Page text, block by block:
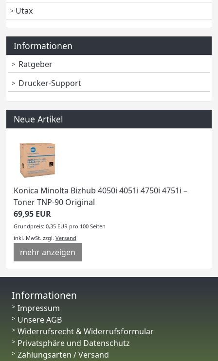
Utax
Informationen
Ratgeber
Drucker-Support
Neue Artikel
Konica Minolta Bizhub 4050i 4051i 4750i 4751i –
Toner TNP-90 Original
69,95 EUR
Grundpreis: 0,35 EUR pro 100 Seiten
inkl. MwSt. zzgl. Versand
mehr anzeigen
Informationen
Impressum
Unsere AGB
Widerrufsrecht & Widerrufsformular
Privatsphäre und Datenschutz
Zahlungsarten / Versand